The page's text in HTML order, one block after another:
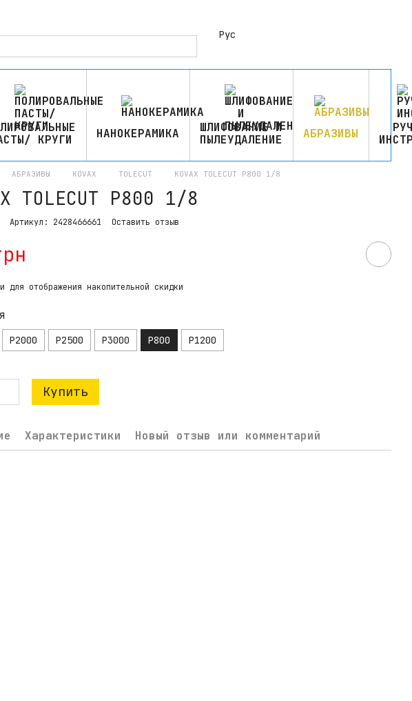
Рус
КРУГИ
НАНОКЕРАМИКА
ШЛИФОВАНИЕ И
ПЫЛЕУДАЛЕНИЕ
АБРАЗИВЫ
АБРАЗИВЫ KOVAX TOLECUT KOVAX TOLECUT P800 1/8
TOLECUT P800 1/8
Артикул: 2428466661 Оставить отзыв
для отображения накопительной скидки
P2000 P2500 P3000 P800 P1200
Купить
Характеристики Новый отзыв или комментарий